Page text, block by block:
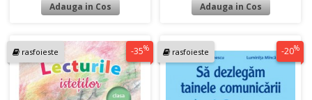
rasfoieste -35% rasfoieste -20%